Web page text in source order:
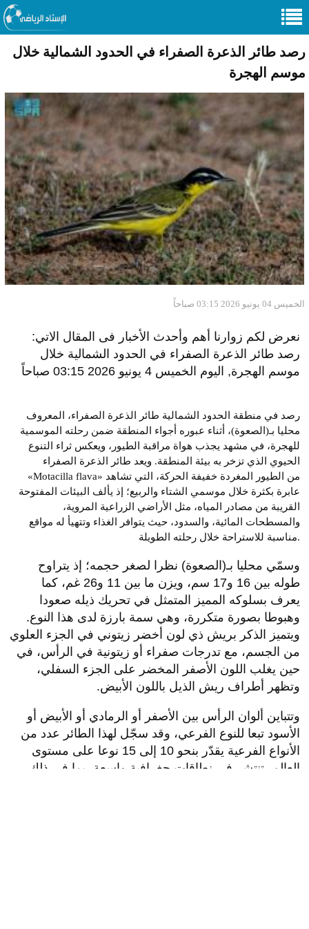
رصد طائر الذعرة الصفراء في الحدود الشمالية خلال
موسم الهجرة
الخميس 04 يونيو 2026 03:15 صباحاً
نعرض لكم زوارنا أهم وأحدث الأخبار فى المقال الاتي:
رصد طائر الذعرة الصفراء في الحدود الشمالية خلال
موسم الهجرة, اليوم الخميس 4 يونيو 2026 03:15 صباحاً
رصد في منطقة الحدود الشمالية طائر الذعرة الصفراء، المعروف
محليا بـ(الصعوة)، أثناء عبوره أجواء المنطقة ضمن رحلته الموسمية
للهجرة، في مشهد يجذب هواة مراقبة الطيور، ويعكس ثراء التنوع
الحيوي الذي تزخر به بيئة المنطقة. ويعد طائر الذعرة الصفراء
«Motacilla flava» من الطيور المغردة خفيفة الحركة، التي تشاهد
عابرة بكثرة خلال موسمي الشتاء والربيع؛ إذ يألف البيئات المفتوحة
القريبة من مصادر المياه، مثل الأراضي الزراعية المروية،
والمسطحات المائية، والسدود، حيث يتوافر الغذاء وتتهيأ له مواقع
مناسبة للاستراحة خلال رحلته الطويلة.
وسمّي محليا بـ(الصعوة) نظرا لصغر حجمه؛ إذ يتراوح
طوله بين 16 و17 سم، ويزن ما بين 11 و26 غم، كما
يعرف بسلوكه المميز المتمثل في تحريك ذيله صعودا
وهبوطا بصورة متكررة، وهي سمة بارزة لدى هذا النوع.
ويتميز الذكر بريش ذي لون أخضر زيتوني في الجزء العلوي
من الجسم، مع تدرجات صفراء أو زيتونية في الرأس، في
حين يغلب اللون الأصفر المخضر على الجزء السفلي،
وتظهر أطراف ريش الذيل باللون الأبيض.
وتتباين ألوان الرأس بين الأصفر أو الرمادي أو الأبيض أو
الأسود تبعا للنوع الفرعي، وقد سجّل لهذا الطائر عدد من
الأنواع الفرعية يقدّر بنحو 10 إلى 15 نوعا على مستوى
العالم، تنتشر في نطاقات جغرافية واسعة، بما في ذلك